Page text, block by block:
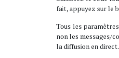
fait, appuyez sur le
Tous les
non les messages/
la diffusion en direct.